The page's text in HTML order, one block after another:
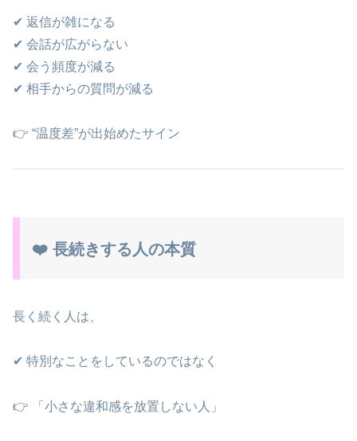
✔ 返信が雑になる
✔ 会話が広がらない
✔ 会う頻度が減る
✔ 相手からの質問が減る
👉 “温度差”が出始めたサイン
❤️ 長続きする人の本質
長く続く人は、
✔ 特別なことをしているのではなく
👉 「小さな違和感を放置しない人」